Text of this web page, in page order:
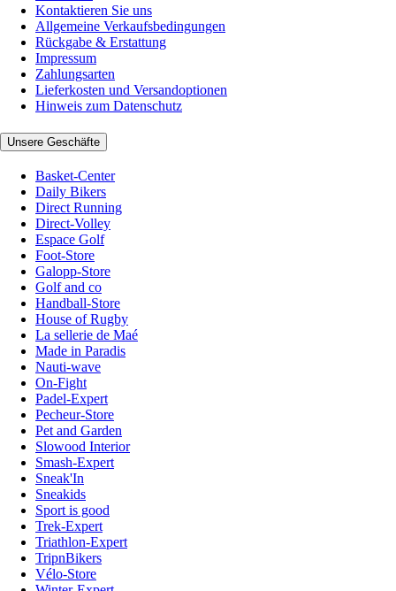
Kontaktieren Sie uns
Allgemeine Verkaufsbedingungen
Rückgabe & Erstattung
Impressum
Zahlungsarten
Lieferkosten und Versandoptionen
Hinweis zum Datenschutz
Unsere Geschäfte
Basket-Center
Daily Bikers
Direct Running
Direct-Volley
Espace Golf
Foot-Store
Galopp-Store
Golf and co
Handball-Store
House of Rugby
La sellerie de Maé
Made in Paradis
Nauti-wave
On-Fight
Padel-Expert
Pecheur-Store
Pet and Garden
Slowood Interior
Smash-Expert
Sneak'In
Sneakids
Sport is good
Trek-Expert
Triathlon-Expert
TripnBikers
Vélo-Store